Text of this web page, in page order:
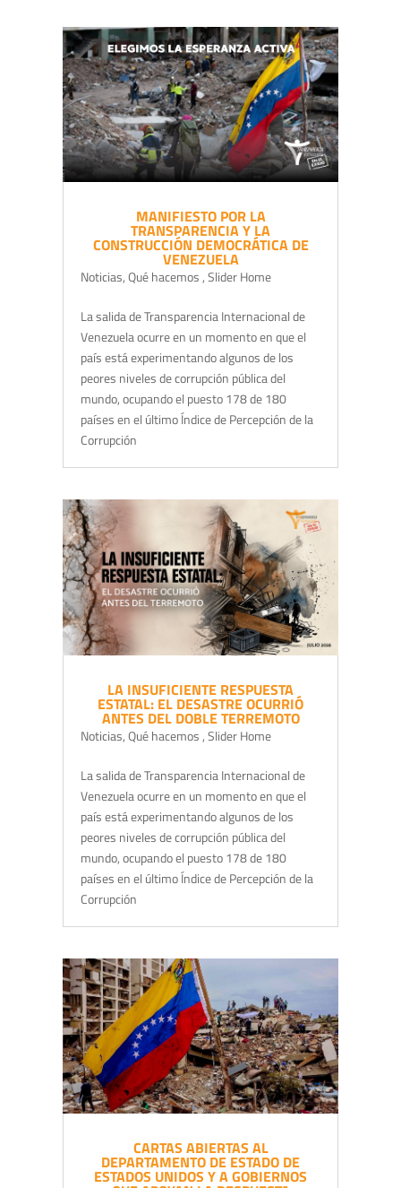
MANIFIESTO POR LA
TRANSPARENCIA Y LA
CONSTRUCCIÓN DEMOCRÁTICA DE
VENEZUELA
Noticias,Qué hacemos ,Slider Home
La salida de Transparencia Internacional de
Venezuela ocurre en un momento en que el
país está experimentando algunos de los
peores niveles de corrupción pública del
mundo, ocupando el puesto 178 de 180
países en el último Índice de Percepción de la
Corrupción
LA INSUFICIENTE RESPUESTA
ESTATAL: EL DESASTRE OCURRIÓ
ANTES DEL DOBLE TERREMOTO
Noticias,Qué hacemos ,Slider Home
La salida de Transparencia Internacional de
Venezuela ocurre en un momento en que el
país está experimentando algunos de los
peores niveles de corrupción pública del
mundo, ocupando el puesto 178 de 180
países en el último Índice de Percepción de la
Corrupción
CARTAS ABIERTAS AL
DEPARTAMENTO DE ESTADO DE
ESTADOS UNIDOS Y A GOBIERNOS